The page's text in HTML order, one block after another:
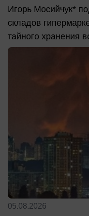
Игорь Мосийчук*
складов
тайного хранения
05.08.2026